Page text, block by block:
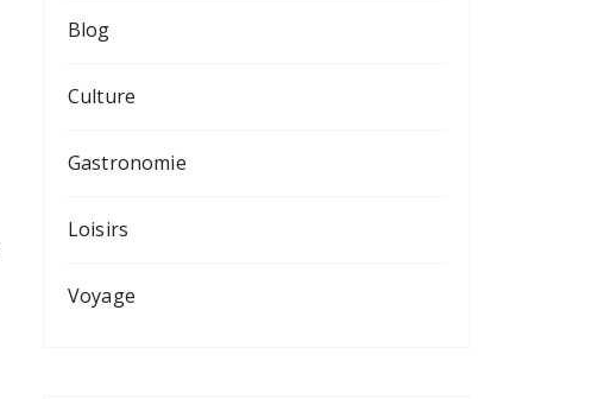
Blog
Culture
Gastronomie
Loisirs
Voyage